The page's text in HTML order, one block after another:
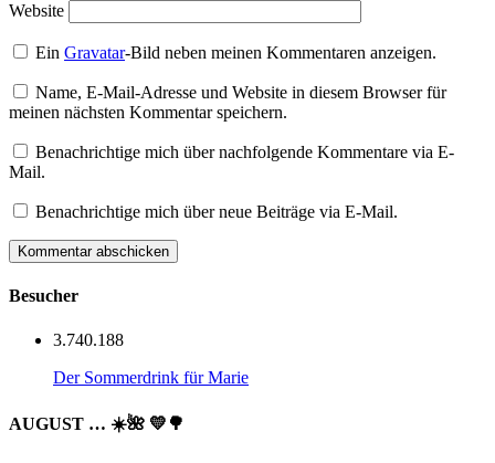
Website
EinGravatar-Bild neben meinen Kommentaren anzeigen.
Name, E-Mail-Adresse und Website in diesem Browser für
meinen nächsten Kommentar speichern.
Benachrichtige mich über nachfolgende Kommentare via E-
Mail.
Benachrichtige mich über neue Beiträge via E-Mail.
Besucher
3.740.188
Der Sommerdrink für Marie
AUGUST … ☀️🌺 💛🌳